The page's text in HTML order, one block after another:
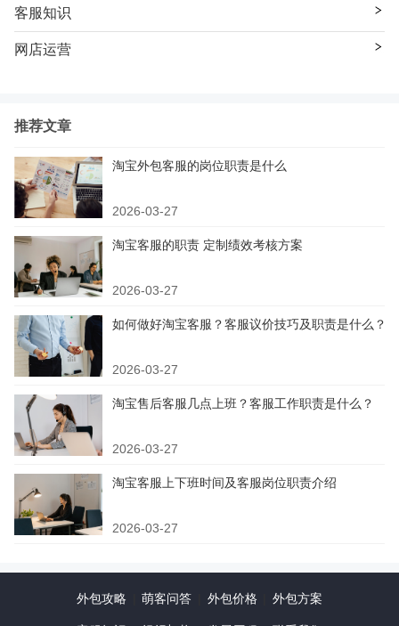
客服知识
网店运营
推荐文章
淘宝外包客服的岗位职责是什么
2026-03-27
淘宝客服的职责 定制绩效考核方案
2026-03-27
如何做好淘宝客服？客服议价技巧及职责是什么？
2026-03-27
淘宝售后客服几点上班？客服工作职责是什么？
2026-03-27
淘宝客服上下班时间及客服岗位职责介绍
2026-03-27
外包攻略 萌客问答 外包价格 外包方案